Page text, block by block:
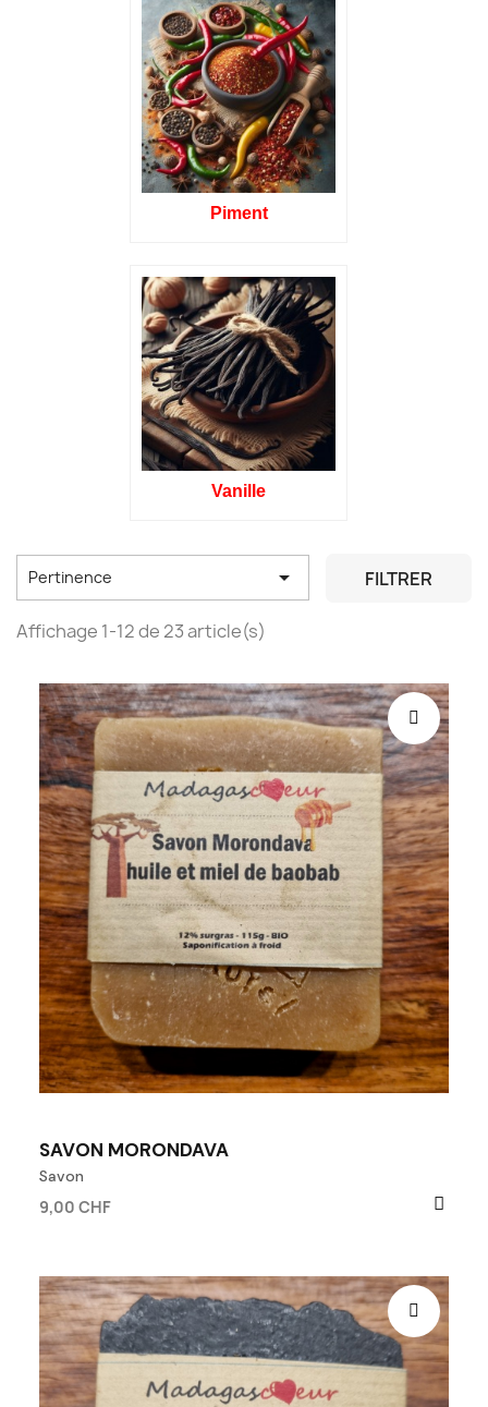
Piment
Vanille
Pertinence  FILTRER
Affichage 1-12 de 23 article(s)
SAVON MORONDAVA
Savon
9,00 CHF